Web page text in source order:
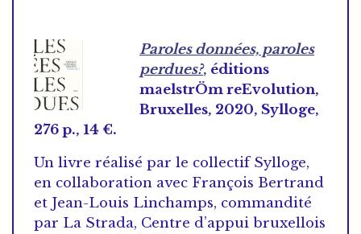
Paroles données, paroles
perdues?, éditions
maelstrÖm reEvolution,
Bruxelles, 2020, Sylloge,
276 p., 14 €.
Un livre réalisé par le collectif Sylloge,
en collaboration avec François Bertrand
et Jean-Louis Linchamps, commandité
par La Strada, Centre d’appui bruxellois